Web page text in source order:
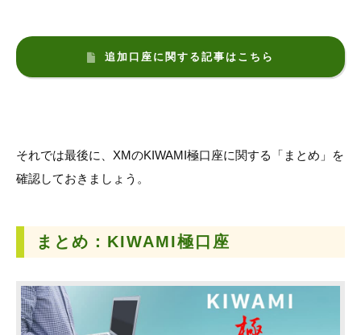
追加口座に関する記事はこちら
それでは最後に、XMのKIWAMI極口座に関する「まとめ」を
確認しておきましょう。
まとめ： KIWAMI極口座